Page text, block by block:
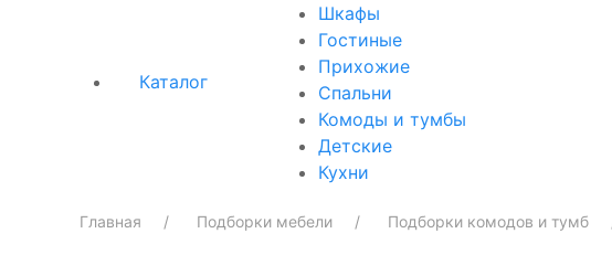
Каталог
Шкафы
Гостиные
Прихожие
Спальни
Комоды и тумбы
Детские
Кухни
Главная Подборки мебели Подборки комодов и тумб